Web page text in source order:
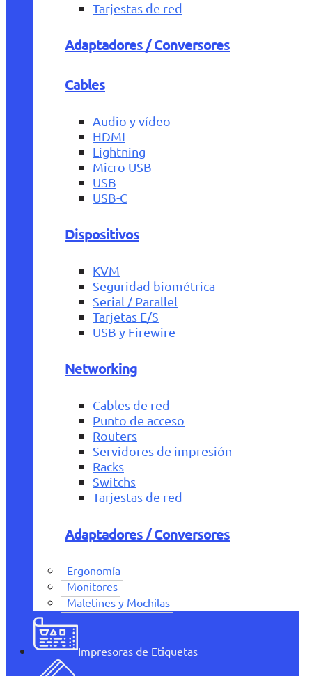
Tarjestas de red
Adaptadores / Conversores
Cables
Audio y vídeo
HDMI
Lightning
Micro USB
USB
USB-C
Dispositivos
KVM
Seguridad biométrica
Serial / Parallel
Tarjetas E/S
USB y Firewire
Networking
Cables de red
Punto de acceso
Routers
Servidores de impresión
Racks
Switchs
Tarjestas de red
Adaptadores / Conversores
Ergonomía
Monitores
Maletines y Mochilas
Impresoras de Etiquetas